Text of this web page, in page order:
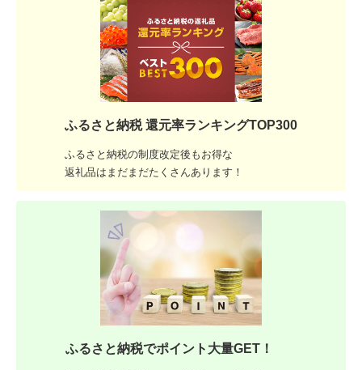
ふるさと納税 還元率ランキングTOP300
ふるさと納税の制度改定後もお得な
返礼品はまだまだたくさんあります！
ふるさと納税でポイント大量GET！